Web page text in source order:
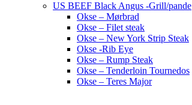
US BEEF Black Angus -Grill/pande
Okse – Mørbrad
Okse – Filet steak
Okse – New York Strip Steak
Okse -Rib Eye
Okse – Rump Steak
Okse – Tenderloin Tournedos
Okse – Teres Major